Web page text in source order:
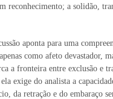
reconhecimento; a solidão,
aponta para uma
como afeto devastador,
a fronteira entre exclusão e
exige do analista a
da retração e do embaraço